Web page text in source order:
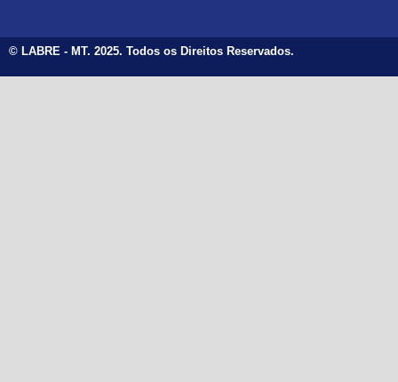
© LABRE - MT. 2025. Todos os Direitos Reservados.